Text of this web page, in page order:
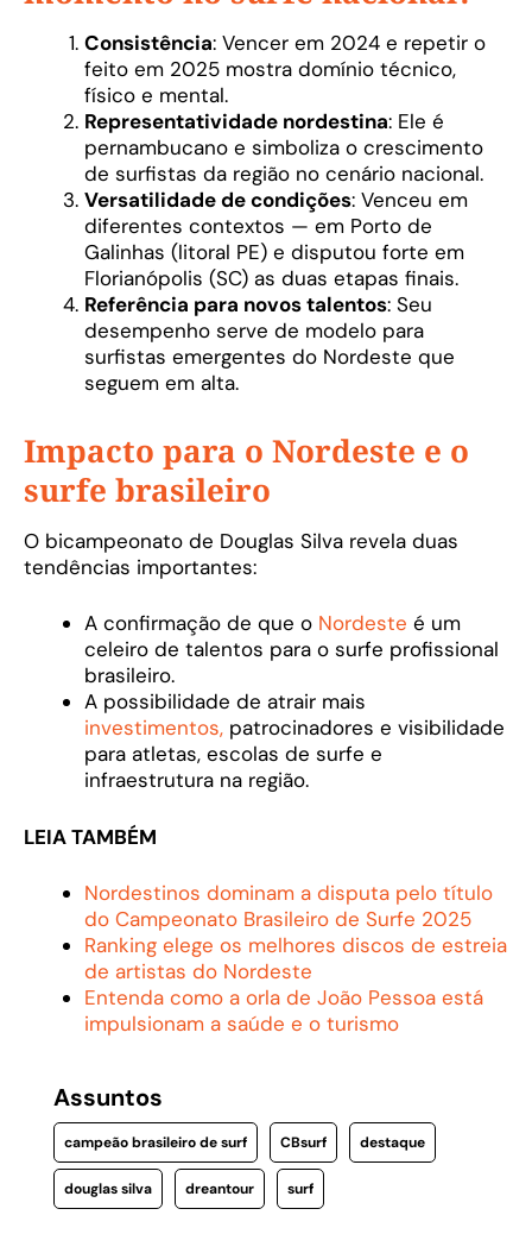
Consistência: Vencer em 2024 e repetir o
feito em 2025 mostra domínio técnico,
físico e mental.
Representatividade nordestina: Ele é
pernambucano e simboliza o crescimento
de surfistas da região no cenário nacional.
Versatilidade de condições: Venceu em
diferentes contextos — em Porto de
Galinhas (litoral PE) e disputou forte em
Florianópolis (SC) as duas etapas finais.
Referência para novos talentos: Seu
desempenho serve de modelo para
surfistas emergentes do Nordeste que
seguem em alta.
Impacto para o Nordeste e o
surfe brasileiro
O bicampeonato de Douglas Silva revela duas
tendências importantes:
A confirmação de que o Nordeste é um
celeiro de talentos para o surfe profissional
brasileiro.
A possibilidade de atrair mais
investimentos, patrocinadores e visibilidade
para atletas, escolas de surfe e
infraestrutura na região.
LEIA TAMBÉM
Nordestinos dominam a disputa pelo título
do Campeonato Brasileiro de Surfe 2025
Ranking elege os melhores discos de estreia
de artistas do Nordeste
Entenda como a orla de João Pessoa está
impulsionam a saúde e o turismo
Assuntos
campeão brasileiro de surf CBsurf destaque
douglas silva dreantour surf